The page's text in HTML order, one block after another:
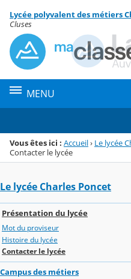
Menu de la rubrique
Contenu
Lycée polyvalent des métiers
Cluses
MENU
Vous êtes ici : Accueil› Le lycée
Contacter le lycée
Le lycée Charles Poncet
Présentation du lycée
Mot du proviseur
Histoire du lycée
Contacter le lycée
Campus des métiers